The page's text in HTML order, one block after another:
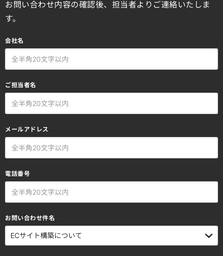
お問い合わせ内容の確認後、担当者よりご連絡いたしま
す。
会社名
ご担当者名
メールアドレス
電話番号
お問い合わせ件名